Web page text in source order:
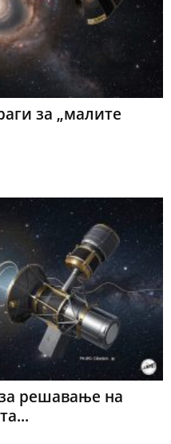
за „малите
решавање на